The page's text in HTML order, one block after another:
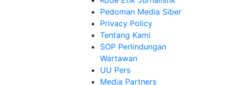
Pedoman Media Siber
Privacy Policy
Tentang Kami
SOP Perlindungan
Wartawan
UU Pers
Media Partners